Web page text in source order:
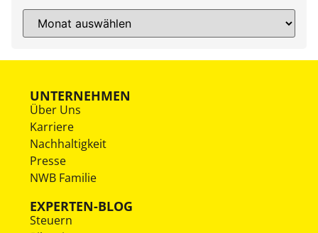
UNTERNEHMEN
Über Uns
Karriere
Nachhaltigkeit
Presse
NWB Familie
EXPERTEN-BLOG
Steuern